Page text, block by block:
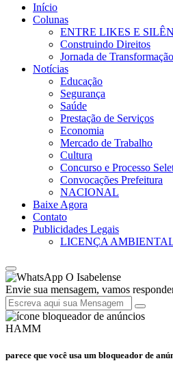
Início
Colunas
ENTRE LIKES E
Construindo Direitos
Jornada de Transformação
Notícias
Educação
Segurança
Saúde
Prestação de Serviços
Economia
Mercado de Trabalho
Cultura
Concurso e Processo
Convocações Prefeitura
NACIONAL
Baixe Agora
Contato
Publicidades Legais
LICENÇA
O Isabelense
Envie sua mensagem, vamos
HAMM
parece que você usa um bloqueador de